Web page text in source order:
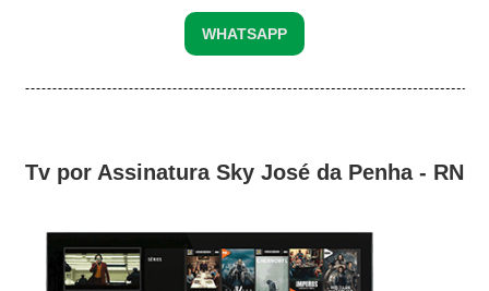
WHATSAPP
Tv por Assinatura Sky José da Penha - RN